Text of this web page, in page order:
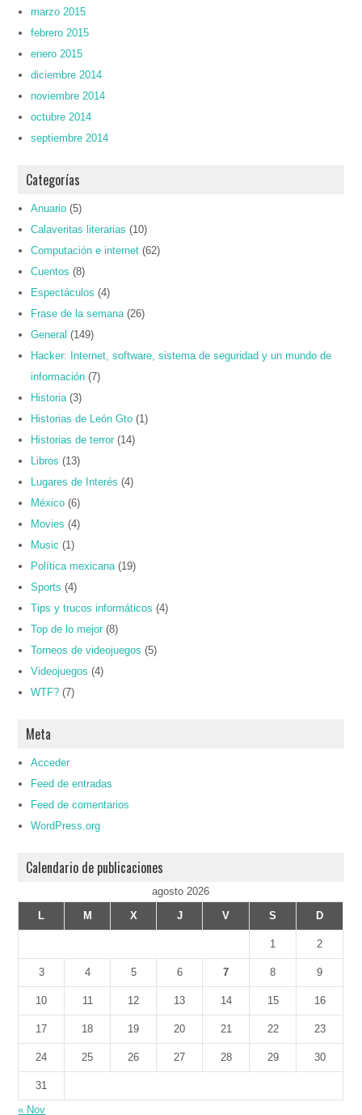
marzo 2015
febrero 2015
enero 2015
diciembre 2014
noviembre 2014
octubre 2014
septiembre 2014
Categorías
Anuario (5)
Calaveritas literarias (10)
Computación e internet (62)
Cuentos (8)
Espectáculos (4)
Frase de la semana (26)
General (149)
Hacker: Internet, software, sistema de seguridad y un mundo de
información (7)
Historia (3)
Historias de León Gto (1)
Historias de terror (14)
Libros (13)
Lugares de Interés (4)
México (6)
Movies (4)
Music (1)
Política mexicana (19)
Sports (4)
Tips y trucos informáticos (4)
Top de lo mejor (8)
Torneos de videojuegos (5)
Videojuegos (4)
WTF? (7)
Meta
Acceder
Feed de entradas
Feed de comentarios
WordPress.org
Calendario de publicaciones
agosto 2026
L
M X J V S D
1 2
3 4 5 6 7 8 9
10 11 12 13 14 15 16
17 18 19 20 21 22 23
24 25 26 27 28 29 30
31
« Nov